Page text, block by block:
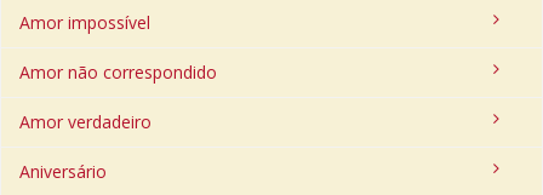
Amor impossível
Amor não correspondido
Amor verdadeiro
Aniversário